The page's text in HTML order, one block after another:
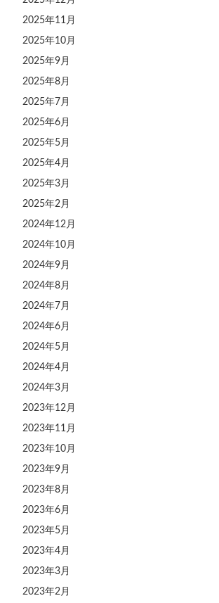
2025年11月
2025年10月
2025年9月
2025年8月
2025年7月
2025年6月
2025年5月
2025年4月
2025年3月
2025年2月
2024年12月
2024年10月
2024年9月
2024年8月
2024年7月
2024年6月
2024年5月
2024年4月
2024年3月
2023年12月
2023年11月
2023年10月
2023年9月
2023年8月
2023年6月
2023年5月
2023年4月
2023年3月
2023年2月